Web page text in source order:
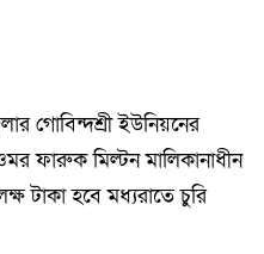
গোবিন্দশ্রী ইউনিয়নের
ফারুক মিল্টন মালিকানাধীন
টাকা হবে মধ্যরাতে চুরি